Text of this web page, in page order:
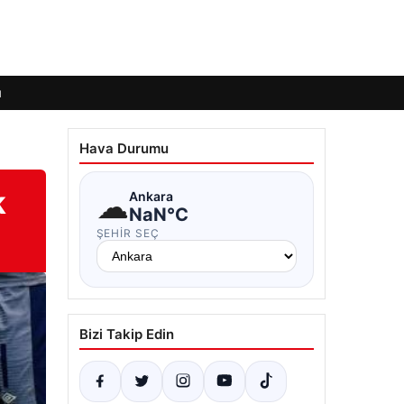
Hava Durumu
☁Ankara
NaN°C
ŞEHIR SEÇ
Bizi Takip Edin